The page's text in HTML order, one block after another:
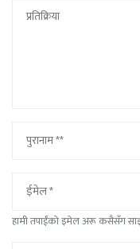
हामी तपाईंको इमेल अरू कसैसँग